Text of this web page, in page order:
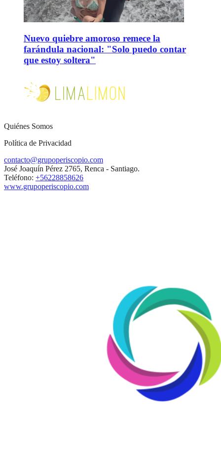
Nuevo quiebre amoroso remece la
farándula nacional: "Solo puedo contar
que estoy soltera"
Quiénes Somos
Política de Privacidad
contacto@grupoperiscopio.com
José Joaquín Pérez 2765, Renca - Santiago.
Teléfono: +56228858626
www.grupoperiscopio.com